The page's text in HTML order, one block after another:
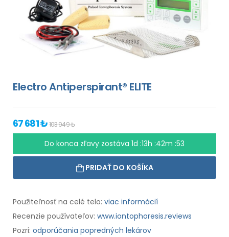
Electro Antiperspirant® ELITE
67 681 ₺103 949 ₺
Do konca zľavy zostáva 1d :13h :42m :52
PRIDAŤ DO KOŠÍKA
Použiteľnosť na celé telo: viac informácií
Recenzie používateľov: www.iontophoresis.reviews
Pozri: odporúčania popredných lekárov